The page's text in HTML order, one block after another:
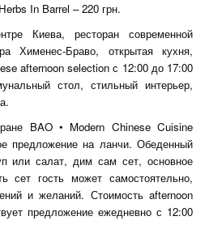
In Barrel – 220 грн.
Киева, ресторан современной
Хименес-Браво, открытая кухня,
afternoon selection с 12:00 до 17:00
стол, стильный интерьер,
BAO • Modern Chinese Cuisine
предложение на ланчи. Обеденный
или салат, дим сам сет, основное
сет гость может самостоятельно,
и желаний. Стоимость afternoon
предложение ежедневно с 12:00